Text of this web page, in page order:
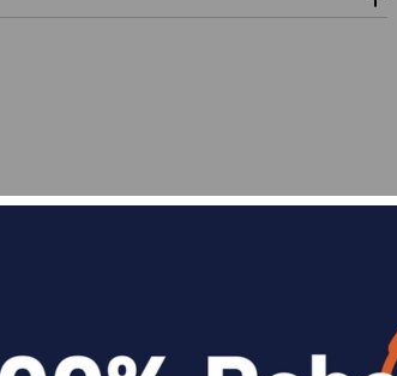
Divide en 3 sin coste o